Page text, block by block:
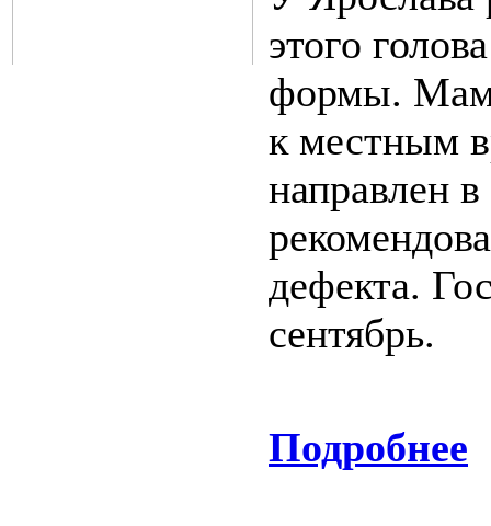
этого
формы.
к местным
направлен
дефекта.
сентябрь.
Подробнее